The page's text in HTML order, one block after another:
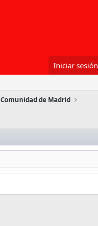
Iniciar sesión
Comunidad de Madrid